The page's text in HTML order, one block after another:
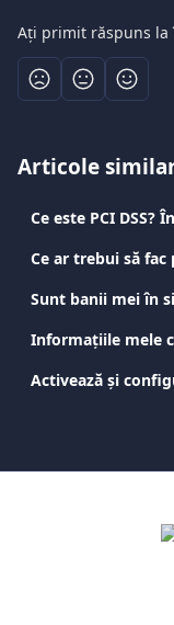
Ați primit răspuns la
Articole
Sunt banii mei în
Informațiile mele
Activează și